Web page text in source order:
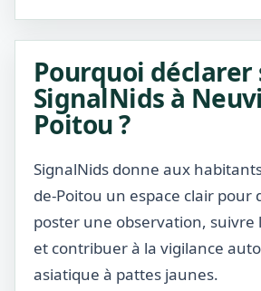
Pourquoi déclarer
SignalNids à
Poitou ?
SignalNids donne aux
de-Poitou un espace clair pour
poster une observation, suivre
et contribuer à la vigilance
asiatique à pattes jaunes.